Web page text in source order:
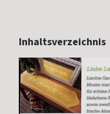
Inhaltsverzeichnis